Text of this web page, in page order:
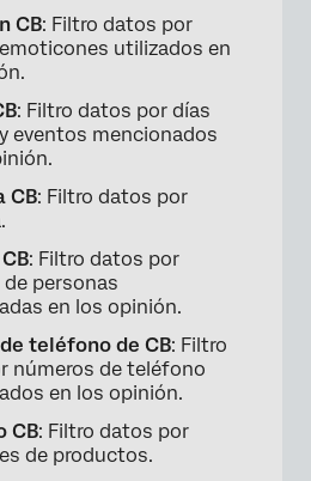
CB: Filtro datos por
utilizados en
: Filtro datos por días
eventos mencionados
CB: Filtro datos por
: Filtro datos por
personas
en los opinión.
teléfono de CB: Filtro
números de teléfono
en los opinión.
CB: Filtro datos por
de productos.